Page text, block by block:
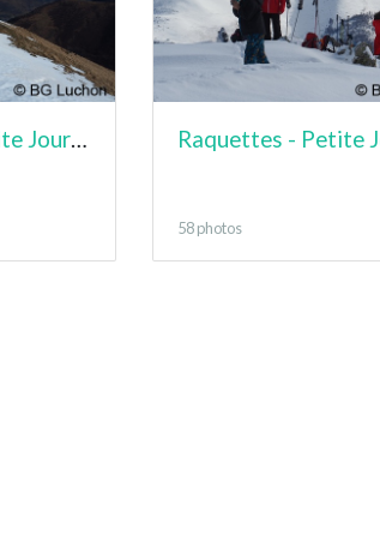
58 photos